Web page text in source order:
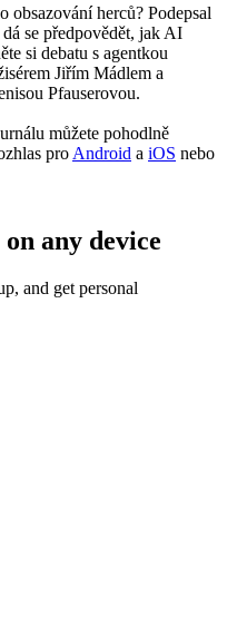
obsazování herců? Podepsal
se předpovědět, jak AI
si debatu s agentkou
Jiřím Mádlem a
Pfauserovou.
můžete pohodlně
pro Android a iOS nebo
any device
and get personal